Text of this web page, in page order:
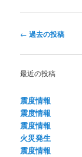
投
ナ
ビ
ー
シ
ョ
ン
← 過去の投稿
最近の投稿
震度情報
震度情報
震度情報
火災発生
震度情報